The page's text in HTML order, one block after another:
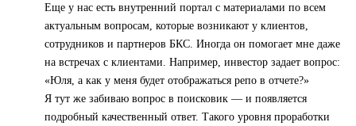
Еще у нас есть внутренний портал с материалами по всем
актуальным вопросам, которые возникают у клиентов,
сотрудников и партнеров БКС. Иногда он помогает мне даже
на встречах с клиентами. Например, инвестор задает вопрос:
«Юля, а как у меня будет отображаться репо в отчете?»
Я тут же забиваю вопрос в поисковик — и появляется
подробный качественный ответ. Такого уровня проработки